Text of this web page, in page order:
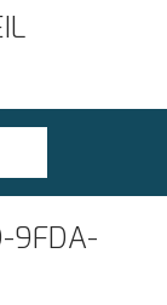
9FDA-